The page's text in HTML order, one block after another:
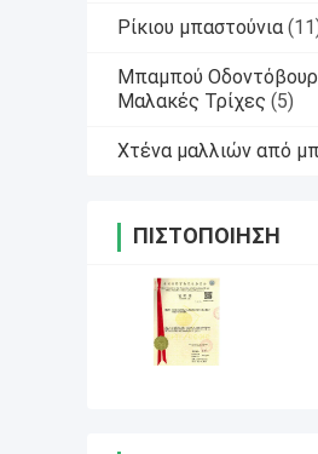
Ρίκιου μπαστούνια
Μπαμπού
Μαλακές Τρίχες (5)
Χτένα μαλλιών από
ΠΙΣΤΟΠΟΊΗΣΗ